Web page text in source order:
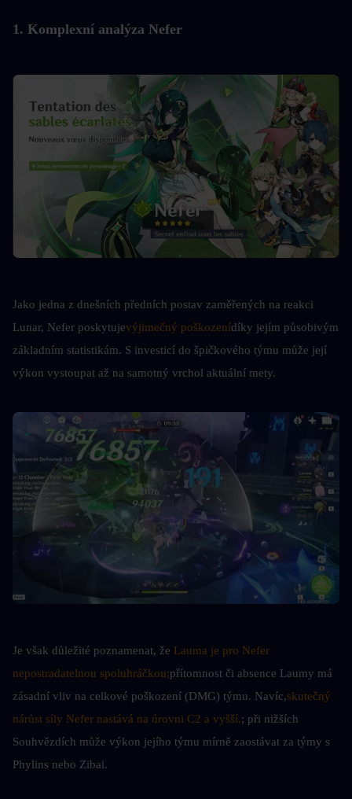
1. Komplexní analýza Nefer
Jako jedna z dnešních předních postav zaměřených na reakci
Lunar, Nefer poskytujevýjimečný poškozenídíky jejím působivým
základním statistikám. S investicí do špičkového týmu může její
výkon vystoupat až na samotný vrchol aktuální mety.
Je však důležité poznamenat, že Lauma je pro Nefer
nepostradatelnou spoluhráčkou;přítomnost či absence Laumy má
zásadní vliv na celkové poškození (DMG) týmu. Navíc,skutečný
nárůst síly Nefer nastává na úrovni C2 a vyšší.; při nižších
Souhvězdích může výkon jejího týmu mírně zaostávat za týmy s
Phylins nebo Zibai.